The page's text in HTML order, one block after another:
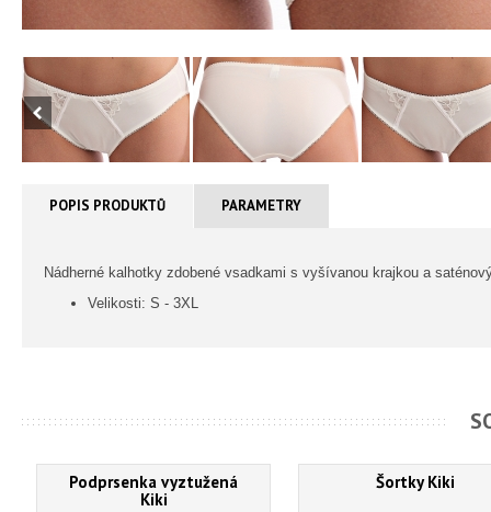
POPIS PRODUKTŮ PARAMETRY
Nádherné kalhotky zdobené vsadkami s vyšívanou krajkou a
Velikosti: S - 3XL
Podprsenka vyztužená
Kiki
Šortky Kiki